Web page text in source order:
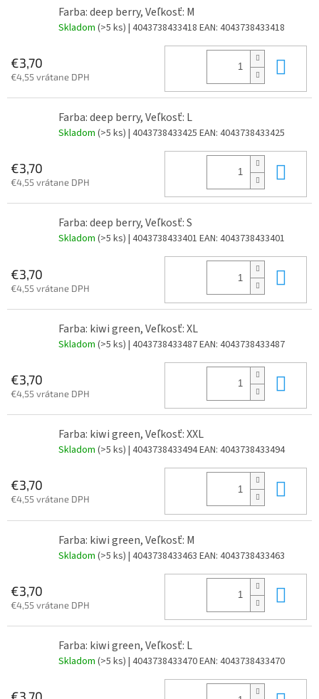
Farba: deep berry, Veľkosť: M
Skladom (>5 ks) | 4043738433418 EAN: 4043738433418
€3,70
€4,55 vrátane DPH
Farba: deep berry, Veľkosť: L
Skladom (>5 ks) | 4043738433425 EAN: 4043738433425
€3,70
€4,55 vrátane DPH
Farba: deep berry, Veľkosť: S
Skladom (>5 ks) | 4043738433401 EAN: 4043738433401
€3,70
€4,55 vrátane DPH
Farba: kiwi green, Veľkosť: XL
Skladom (>5 ks) | 4043738433487EAN: 4043738433487
€3,70
€4,55 vrátane DPH
Farba: kiwi green, Veľkosť: XXL
Skladom (>5 ks) | 4043738433494EAN: 4043738433494
€3,70
€4,55 vrátane DPH
Farba: kiwi green, Veľkosť: M
Skladom (>5 ks) | 4043738433463 EAN: 4043738433463
€3,70
€4,55 vrátane DPH
Farba: kiwi green, Veľkosť: L
Skladom (>5 ks) | 4043738433470EAN: 4043738433470